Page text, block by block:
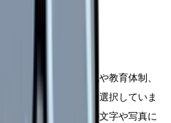
。
なく、職場の雰囲気や教育体制、
的な視点で就職先を選択していま
るためには、従来の文字や写真に